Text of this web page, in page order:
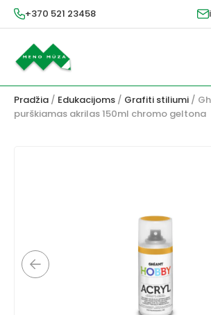
+370 521 23458
Pradžia / Edukacijoms / Grafiti stiliumi /
purškiamas akrilas 150ml chromo geltona